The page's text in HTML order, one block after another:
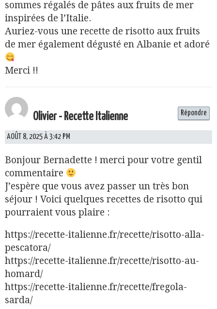
sommes régalés de pâtes aux fruits de mer
inspirées de l’Italie.
Auriez-vous une recette de risotto aux fruits
de mer également dégusté en Albanie et adoré
Merci !!
Olivier - Recette Italienne
AOÛT 8, 2025 À 3:42 PM
Bonjour Bernadette ! merci pour votre gentil
commentaire
J’espère que vous avez passer un très bon
séjour ! Voici quelques recettes de risotto qui
pourraient vous plaire :
https://recette-italienne.fr/recette/risotto-alla-
pescatora/
https://recette-italienne.fr/recette/risotto-au-
homard/
https://recette-italienne.fr/recette/fregola-
sarda/
Répondre